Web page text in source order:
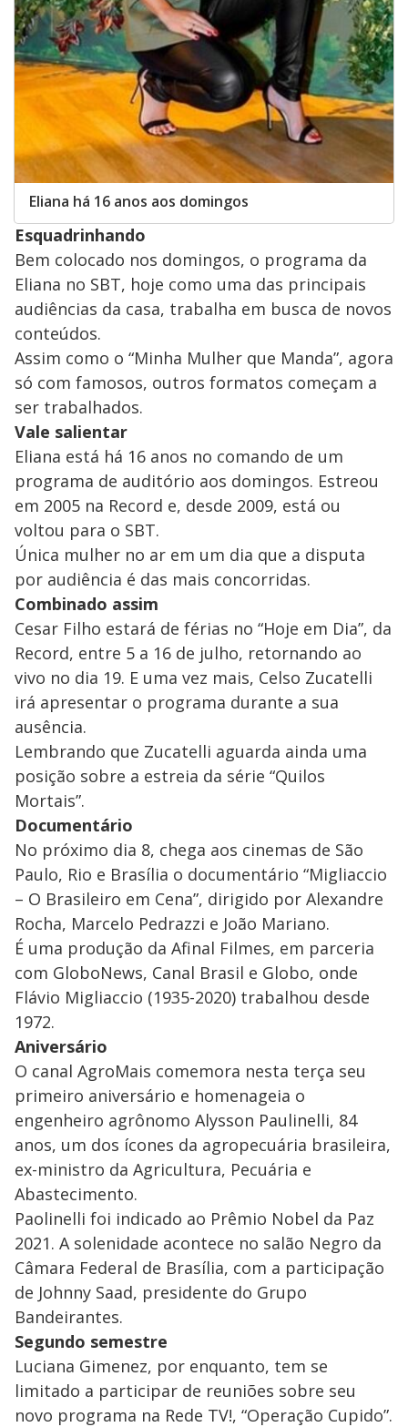
Eliana há 16 anos aos domingos
Esquadrinhando
Bem colocado nos domingos, o programa da
Eliana no SBT, hoje como uma das principais
audiências da casa, trabalha em busca de novos
conteúdos.
Assim como o “Minha Mulher que Manda”, agora
só com famosos, outros formatos começam a
ser trabalhados.
Vale salientar
Eliana está há 16 anos no comando de um
programa de auditório aos domingos. Estreou
em 2005 na Record e, desde 2009, está ou
voltou para o SBT.
Única mulher no ar em um dia que a disputa
por audiência é das mais concorridas.
Combinado assim
Cesar Filho estará de férias no “Hoje em Dia”, da
Record, entre 5 a 16 de julho, retornando ao
vivo no dia 19. E uma vez mais, Celso Zucatelli
irá apresentar o programa durante a sua
ausência.
Lembrando que Zucatelli aguarda ainda uma
posição sobre a estreia da série “Quilos
Mortais”.
Documentário
No próximo dia 8, chega aos cinemas de São
Paulo, Rio e Brasília o documentário “Migliaccio
– O Brasileiro em Cena”, dirigido por Alexandre
Rocha, Marcelo Pedrazzi e João Mariano.
É uma produção da Afinal Filmes, em parceria
com GloboNews, Canal Brasil e Globo, onde
Flávio Migliaccio (1935-2020) trabalhou desde
1972.
Aniversário
O canal AgroMais comemora nesta terça seu
primeiro aniversário e homenageia o
engenheiro agrônomo Alysson Paulinelli, 84
anos, um dos ícones da agropecuária brasileira,
ex-ministro da Agricultura, Pecuária e
Abastecimento.
Paolinelli foi indicado ao Prêmio Nobel da Paz
2021. A solenidade acontece no salão Negro da
Câmara Federal de Brasília, com a participação
de Johnny Saad, presidente do Grupo
Bandeirantes.
Segundo semestre
Luciana Gimenez, por enquanto, tem se
limitado a participar de reuniões sobre seu
novo programa na Rede TV!, “Operação Cupido”.